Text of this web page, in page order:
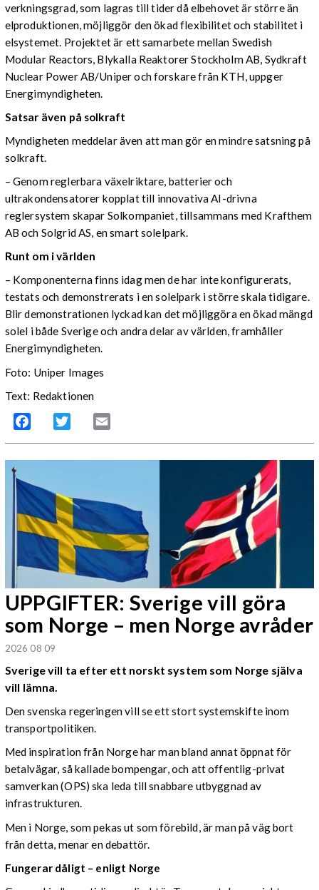
verkningsgrad, som lagras till tider då elbehovet är större än
elproduktionen, möjliggör den ökad flexibilitet och stabilitet i
elsystemet. Projektet är ett samarbete mellan Swedish
Modular Reactors, Blykalla Reaktorer Stockholm AB, Sydkraft
Nuclear Power AB/Uniper och forskare från KTH, uppger
Energimyndigheten.
Satsar även på solkraft
Myndigheten meddelar även att man gör en mindre satsning på
solkraft.
– Genom reglerbara växelriktare, batterier och
ultrakondensatorer kopplat till innovativa AI-drivna
reglersystem skapar Solkompaniet, tillsammans med Krafthem
AB och Solgrid AS, en smart solelpark.
Runt om i världen
– Komponenterna finns idag men de har inte konfigurerats,
testats och demonstrerats i en solelpark i större skala tidigare.
Blir demonstrationen lyckad kan det möjliggöra en ökad mängd
solel i både Sverige och andra delar av världen, framhåller
Energimyndigheten.
Foto: Uniper Images
Text: Redaktionen
Facebook Twitter
UPPGIFTER: Sverige vill göra
som Norge – men Norge avråder
2026 08 09
Sverige vill ta efter ett norskt system som Norge själva
vill lämna.
Den svenska regeringen vill se ett stort systemskifte inom
transportpolitiken.
Med inspiration från Norge har man bland annat öppnat för
betalvägar, så kallade bompengar, och att offentlig-privat
samverkan (OPS) ska leda till snabbare utbyggnad av
infrastrukturen.
Men i Norge, som pekas ut som förebild, är man på väg bort
från detta, menar en debattör.
Fungerar dåligt – enligt Norge